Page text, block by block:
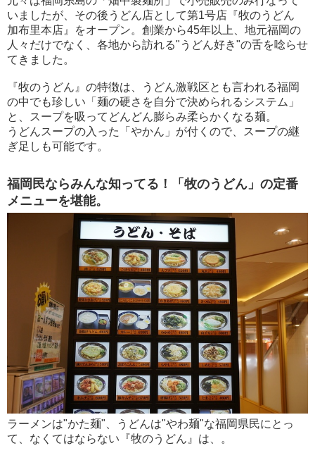
いましたが、その後うどん店として第1号店『牧のうどん
加布里本店』をオープン。創業から45年以上、地元福岡の
人々だけでなく、各地から訪れる"うどん好き"の舌を唸らせ
てきました。
『牧のうどん』の特徴は、うどん激戦区とも言われる福岡
の中でも珍しい「麺の硬さを自分で決められるシステム」
と、スープを吸ってどんどん膨らみ柔らかくなる麺。
うどんスープの入った「やかん」が付くので、スープの継
ぎ足しも可能です。
福岡民ならみんな知ってる！「牧のうどん」の定番
メニューを堪能。
ラーメンは"かた麺"、うどんは"やわ麺"な福岡県民にとっ
て、なくてはならない『牧のうどん』は、。